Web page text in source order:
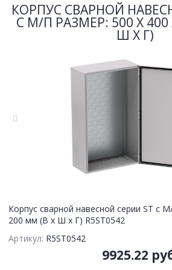
КОРПУС СВАРНОЙ
С М/П РАЗМЕР: 500 X
Ш Х Г)
Корпус сварной навесной серии ST с
200 мм (В х Ш х Г) R5ST0542
Артикул: R5ST0542
9925.22